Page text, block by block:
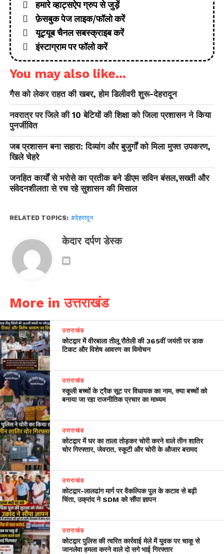
हमारे व्हाट्सऐप ग्रुप से जुड़ें
फ़ेसबुक पेज लाइक/फॉलो करें
यूट्यूब चैनल सबस्क्राइब करें
इंस्टाग्राम पर फॉलो करें
You may also like...
गैस को लेकर राहत की खबर, होम डिलीवरी शुरू-देहरादून
नवरात्र पर जिले की 10 बेटियों की शिक्षा को जिला प्रशासन ने किया
पुनर्जीवित
जब प्रशासन बना सहारा: दिव्यांग और बुजुर्गों को मिला मुफ्त उपकरण,
खिले चेहरे
जनहित कार्यों से भरोसे का प्रतीक बने डीएम सविन बंसल,सख्ती और
संवेदनशीलता से रच रहे सुशासन की मिसाल
RELATED TOPICS: #देहरादून
केदार दर्पण डेस्क
More in उत्तराखंड
उत्तराखंड
कोटद्वार में वीरबाला तीलू रौतेली की 365वीं जयंती पर डाक
टिकट और विशेष आवरण का विमोचन
उत्तराखंड
स्कूली बच्चों के ट्रैक सूट पर विधायक का नाम, क्या बच्चों को
बनाया जा रहा राजनीतिक प्रचार का माध्यम
उत्तराखंड
कोटद्वार में घर का ताला तोड़कर चोरी करने वाले तीन शातिर
चोर गिरफ्तार, जेवरात, स्कूटी और चोरी के औजार बरामद
उत्तराखंड
​कोटद्वार-लालढांग मार्ग पर वैकल्पिक पुल के कटाव से बढ़ी
चिंता, उक्रांद ने SDM को सौंपा ज्ञापन
उत्तराखंड
कोटद्वार पुलिस की त्वरित कार्रवाई मेले में युवक पर चाकू से
जानलेवा हमला करने वाले दो सगे भाई गिरफ्तार